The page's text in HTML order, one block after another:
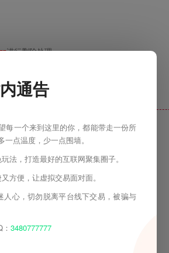
进行删除处理。
通告
每一个来到这里的你，都能带走一份所
点温度，少一点围墙。
法，打造最好的互联网聚集圈子。
方便，让虚拟交易面对面。
心，切勿脱离平台线下交易，被骗与
3480777777